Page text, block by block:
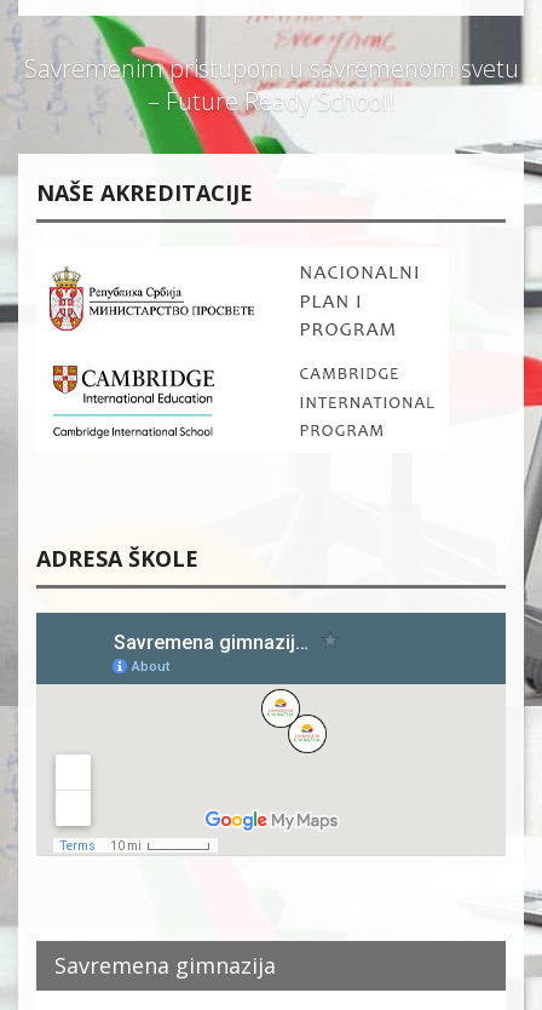
Savremenim pristupom u savremenom svetu
– Future Ready School!
NAŠE AKREDITACIJE
ADRESA ŠKOLE
Savremena gimnazija